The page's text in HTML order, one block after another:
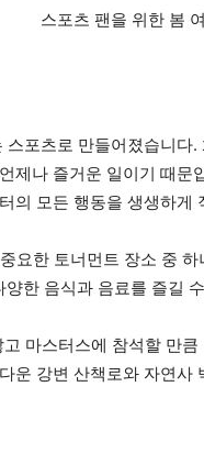
포츠로 만들어졌습니다
제나 즐거운 일이기 때문
의 모든 행동을 생생하게
요한 토너먼트 장소 중
양한 ​​음식과 음료를 즐길
마스터스에 참석할 만
운 강변 산책로와 자연사